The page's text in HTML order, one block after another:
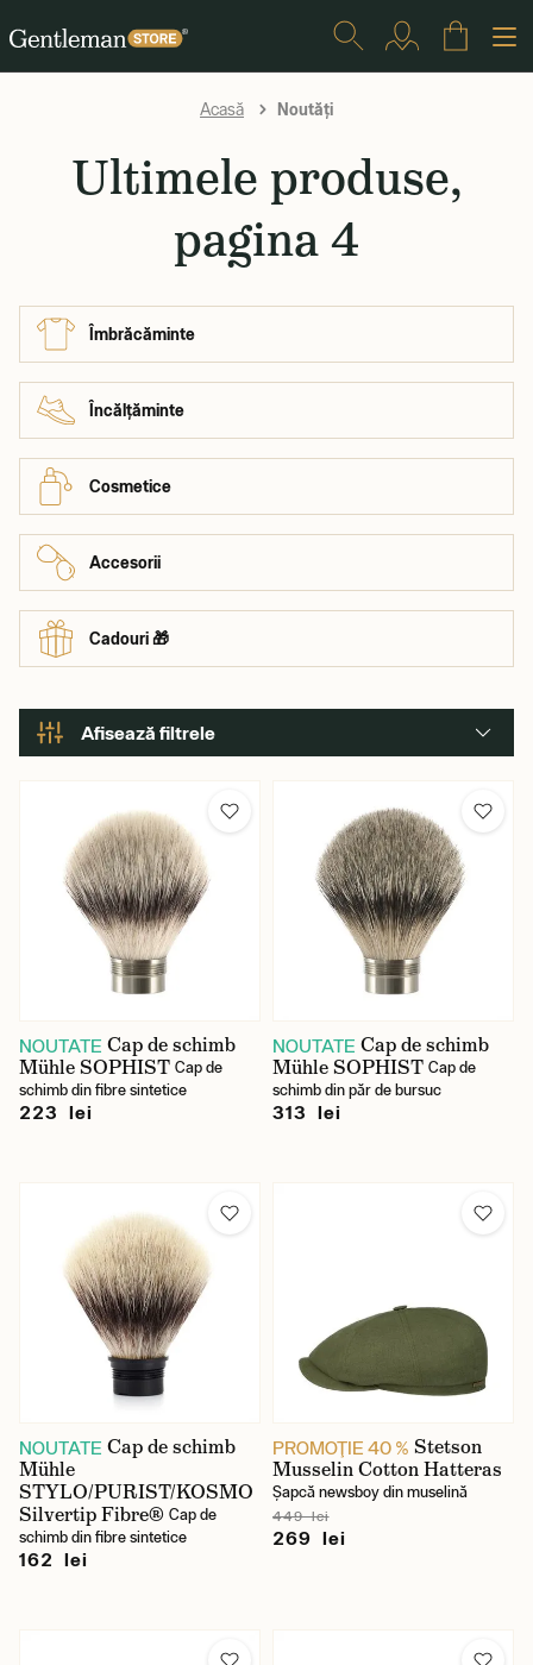
Acasă Noutăți
Ultimele produse,
pagina 4
Îmbrăcăminte
Încălțăminte
Cosmetice
Accesorii
Cadouri 🎁
Afisează filtrele
Culoare
NOUTATE Cap de schimb
Mühle SOPHIST Cap de
schimb din fibre sintetice
223 lei
NOUTATE Cap de schimb
Mühle SOPHIST Cap de
schimb din păr de bursuc
313 lei
NOUTATE Cap de schimb
Mühle
STYLO/PURIST/KOSMO
Silvertip Fibre® Cap de
schimb din fibre sintetice
162 lei
PROMOŢIE 40 % Stetson
Musselin Cotton Hatteras
Șapcă newsboy din muselină
449 lei
269 lei